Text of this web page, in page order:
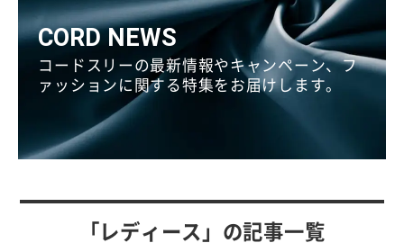
CORD NEWS
コードスリーの最新情報やキャンペーン、フ
ァッションに関する特集をお届けします。
「レディース」の記事一覧